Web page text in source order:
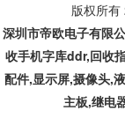
版权所
深圳市帝欧电子有限
收手机字库ddr,回收
配件,显示屏,摄像头,
主板,继电